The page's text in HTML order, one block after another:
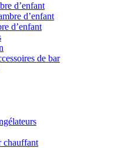
d’enfant
d’enfant
d’enfant
de bar